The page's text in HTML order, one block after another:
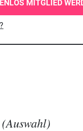
MITGLIED